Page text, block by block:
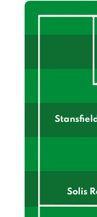
Stansfield
Solis